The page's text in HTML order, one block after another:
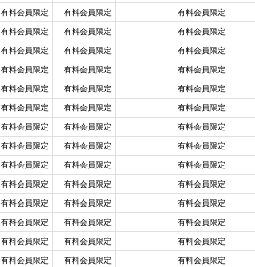
有料会員限定 有料会員限定 有料会員限定
有料会員限定 有料会員限定 有料会員限定
有料会員限定 有料会員限定 有料会員限定
有料会員限定 有料会員限定 有料会員限定
有料会員限定 有料会員限定 有料会員限定
有料会員限定 有料会員限定 有料会員限定
有料会員限定 有料会員限定 有料会員限定
有料会員限定 有料会員限定 有料会員限定
有料会員限定 有料会員限定 有料会員限定
有料会員限定 有料会員限定 有料会員限定
有料会員限定 有料会員限定 有料会員限定
有料会員限定 有料会員限定 有料会員限定
有料会員限定 有料会員限定 有料会員限定
有料会員限定 有料会員限定 有料会員限定